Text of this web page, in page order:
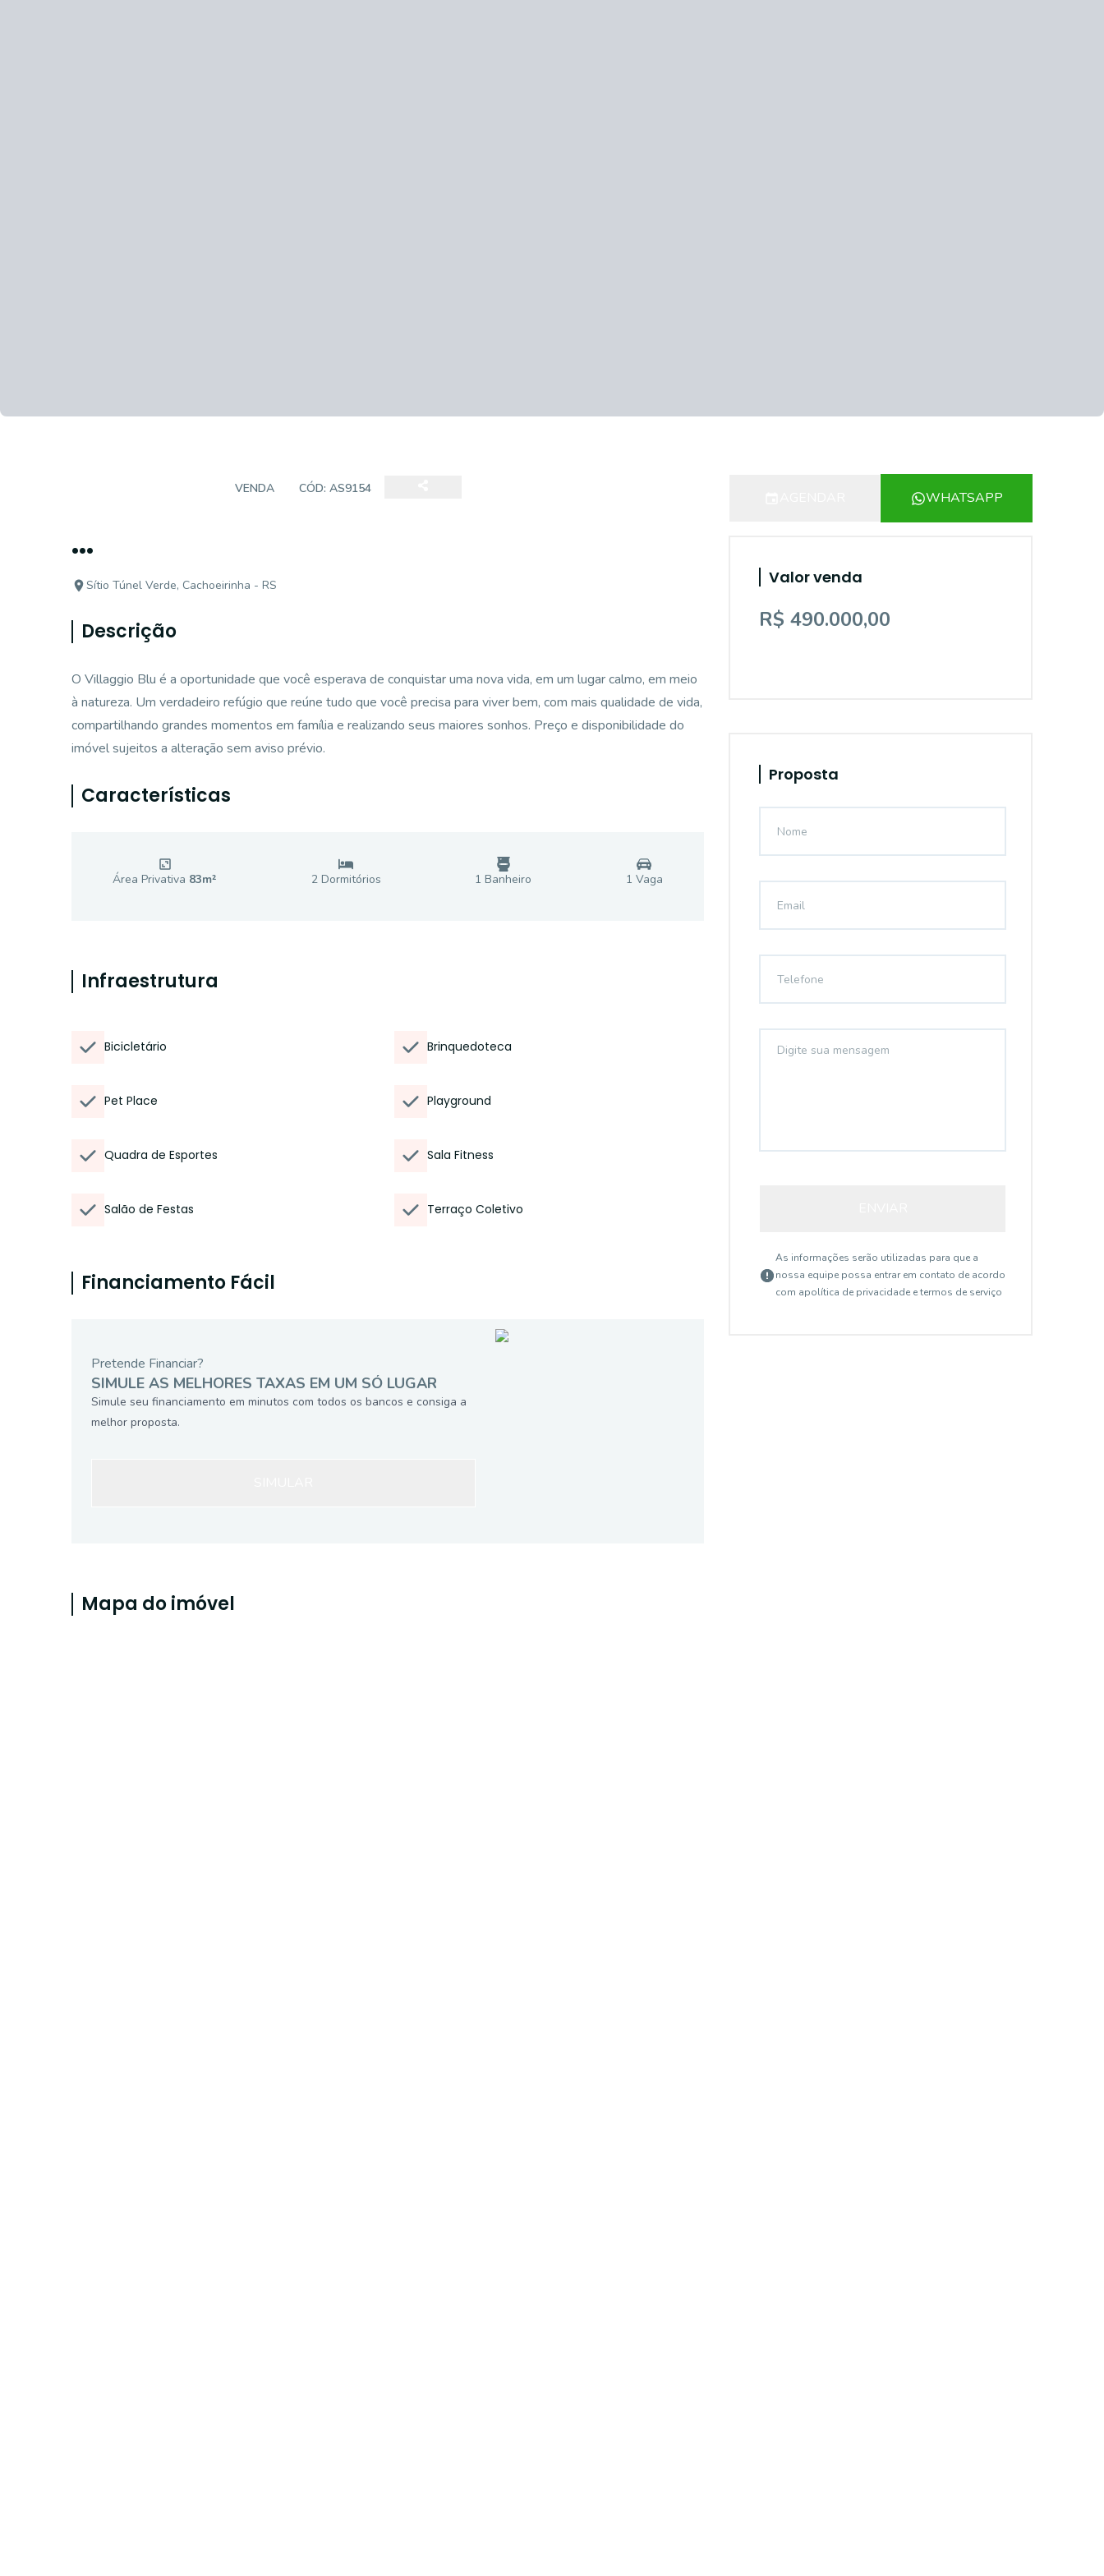
VENDA CÓD: AS9154
...
Sítio Túnel Verde, Cachoeirinha - RS
Descrição
O Villaggio Blu é a oportunidade que você esperava de conquistar uma nova vida, em um lugar calmo, em meio
à natureza. Um verdadeiro refúgio que reúne tudo que você precisa para viver bem, com mais qualidade de vida,
compartilhando grandes momentos em família e realizando seus maiores sonhos. Preço e disponibilidade do
imóvel sujeitos a alteração sem aviso prévio.
Características
Área Privativa 83m² 2Dormitórios 1 Banheiro 1 Vaga
Infraestrutura
Bicicletário Brinquedoteca
Pet Place Playground
Quadra de Esportes Sala Fitness
Salão de Festas Terraço Coletivo
Financiamento Fácil
Pretende Financiar?
SIMULE AS MELHORES TAXAS EM UM SÓ LUGAR
Simule seu financiamento em minutos com todos os bancos e consiga a
melhor proposta.
Mapa do imóvel
WHATSAPP
Valor venda
R$ 490.000,00
Proposta
As informações serão utilizadas para que a
nossa equipe possa entrar em contato de acordo
com apolítica de privacidade e termos de serviço